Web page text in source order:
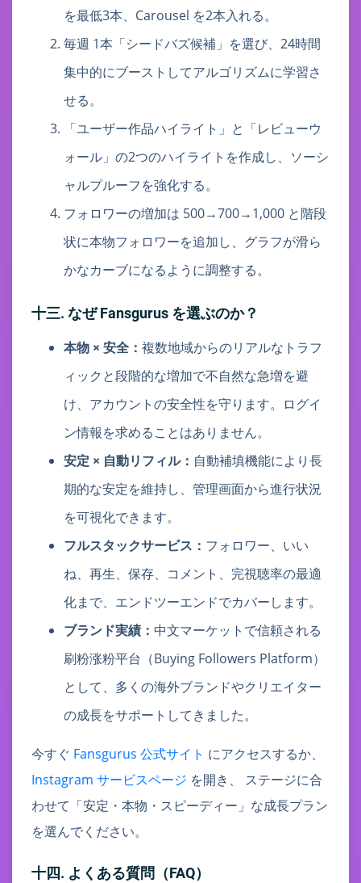
を最低3本、Carousel を2本入れる。
毎週 1本「シードバズ候補」を選び、24時間
集中的にブーストしてアルゴリズムに学習さ
せる。
「ユーザー作品ハイライト」と「レビューウ
ォール」の2つのハイライトを作成し、ソーシ
ャルプルーフを強化する。
フォロワーの増加は 500→700→1,000 と階段
状に本物フォロワーを追加し、グラフが滑ら
かなカーブになるように調整する。
十三. なぜ Fansgurus を選ぶのか？
本物 × 安全： 複数地域からのリアルなトラフ
ィックと段階的な増加で不自然な急増を避
け、アカウントの安全性を守ります。ログイ
ン情報を求めることはありません。
安定 × 自動リフィル： 自動補填機能により長
期的な安定を維持し、管理画面から進行状況
を可視化できます。
フルスタックサービス： フォロワー、いい
ね、再生、保存、コメント、完視聴率の最適
化まで、エンドツーエンドでカバーします。
ブランド実績： 中文マーケットで信頼される
刷粉涨粉平台（Buying Followers Platform）
として、多くの海外ブランドやクリエイター
の成長をサポートしてきました。
今すぐ Fansgurus 公式サイト にアクセスするか、
Instagram サービスページ を開き、 ステージに合
わせて「安定・本物・スピーディー」な成長プラン
を選んでください。
十四. よくある質問（FAQ）